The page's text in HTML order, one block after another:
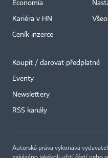
Economia
Kariéra v HN
Ceník inzerce
Koupit / darovat předplatné
Eventy
Newslettery
RSS kanály
Autorská práva vykonává